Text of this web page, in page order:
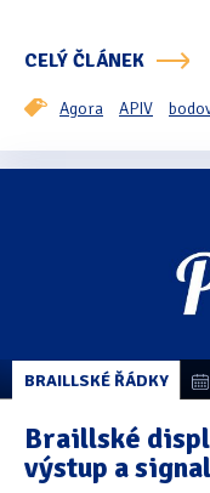
CELÝ ČLÁNEK
Agora APIV
BRAILLSKÉ ŘÁDKY
Braillské
výstup a